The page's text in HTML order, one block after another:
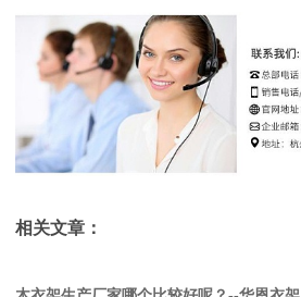
相关文章：